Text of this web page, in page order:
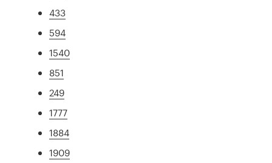
433
594
1540
851
249
1777
1884
1909